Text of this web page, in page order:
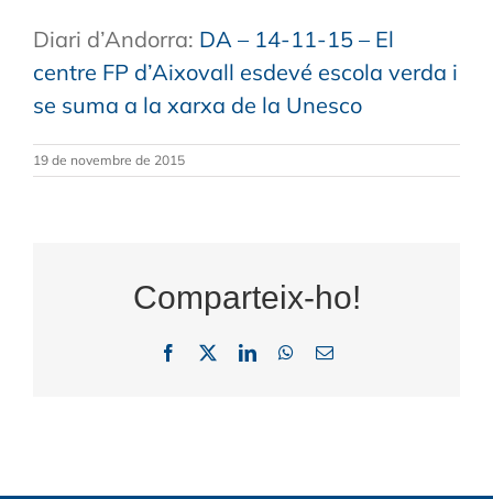
Diari d’Andorra: DA – 14-11-15 – El
centre FP d’Aixovall esdevé escola verda i
se suma a la xarxa de la Unesco
19 de novembre de 2015
Comparteix-ho!
Facebook LinkedInWhatsApp
Email: